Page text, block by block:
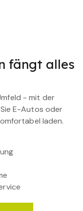
fängt alles
- mit der
E-Autos oder
laden.